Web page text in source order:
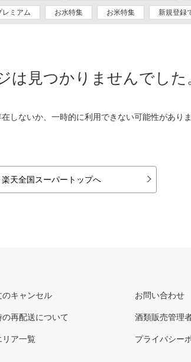
レミアム お水特集 お米特集 新規登録
は見つかりませんでした
しないか、一時的に利用できない可能性がありま
楽天全国スーパートップへ
のキャンセル
の再配送について
リア一覧
お問い合わせ
酒類販売管理
プライバシー